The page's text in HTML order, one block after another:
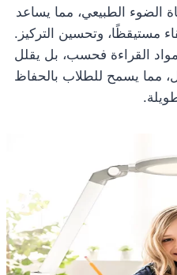
الضوء الطبيعي، مما يساعد
مستيقظًا، وتحسين التركيز.
مواد القراءة فحسب، بل يقلل
مما يسمح للطلاب بالحفاظ